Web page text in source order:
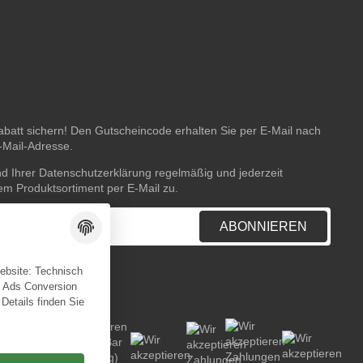
sichern! Den Gutscheincode erhalten Sie per E-Mail nach
Adresse.
Ihrer Datenschutzerklärung regelmäßig und jederzeit
Produktsortiment per E-Mail zu.
ABONNIEREN
Technisch
Conversion
finden Sie